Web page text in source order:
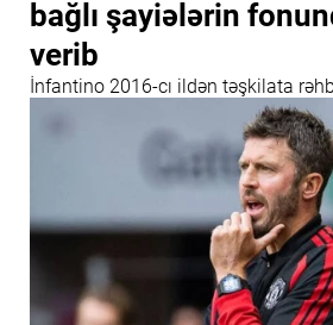
bağlı şayiələrin
verib
İnfantino 2016-cı ildən təşkilata